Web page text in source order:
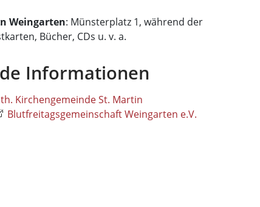
Weingarten: Münsterplatz 1, während der
Bücher, CDs u. v. a.
Informationen
Kirchengemeinde St. Martin
Blutfreitagsgemeinschaft Weingarten e.V.